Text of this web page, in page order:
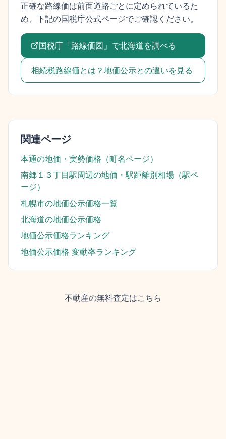
正確な路線価は前面道路ごとに定められているた
め、下記の国税庁公式ページでご確認ください。
国税庁「路線価図」で北海道を調べる
相続税路線価とは？地価公示との違いを見る
関連ページ
本通の地価・実勢価格（町名ページ）
南郷１３丁目駅周辺の地価・駅距離別相場（駅ペ
ージ）
札幌市の地価公示価格一覧
北海道の地価公示価格
地価公示価格ランキング
地価公示価格 変動率ランキング
不動産の無料査定はこちら